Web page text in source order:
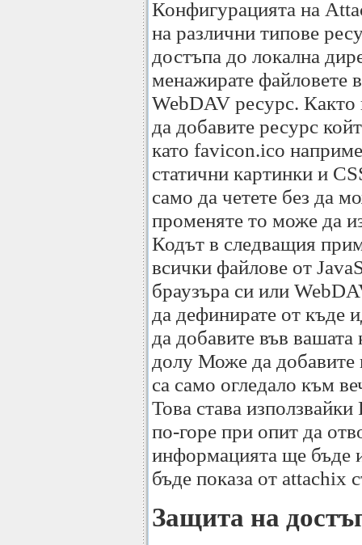
Конфигурацията на
на различни типове
достъпа до локална
менажирате файловете
WebDAV ресурс. Както
да добавите ресурс
като favicon.ico
статични картинки и
само да четете без да
променяте то може да
Кодът в следващия
всички файлове от
браузъра си или
да дефинирате от къде
да добавите във
долу Може да добавите
са само огледало към
Това става
по-горе при опит да
информацията ще бъде
бъде показа от attachix
Защита на